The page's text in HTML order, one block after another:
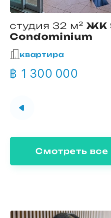
студия 32 м² ЖК
Condominium
квартира
฿ 1 300 000
Смотреть